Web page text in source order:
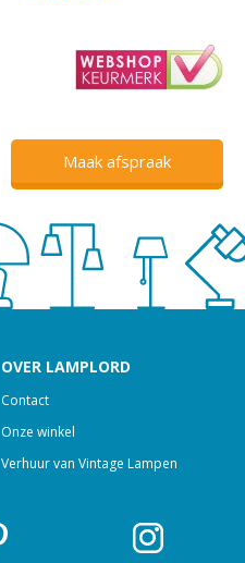
Maak afspraak
OVER LAMPLORD
Contact
Onze winkel
Verhuur van Vintage Lampen